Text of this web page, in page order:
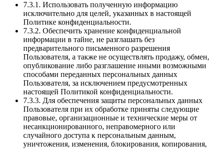
7.3.1. Использовать полученную информацию
исключительно для целей, указанных в настоящей
Политике конфиденциальности.
7.3.2. Обеспечить хранение конфиденциальной
информации в тайне, не разглашать без
предварительного письменного разрешения
Пользователя, а также не осуществлять продажу, обмен,
опубликование либо разглашение иными возможными
способами переданных персональных данных
Пользователя, за исключением предусмотренных
настоящей Политикой конфиденциальности.
7.3.3. Для обеспечения защиты персональных данных
Пользователя при их обработке приняты следующие
правовые, организационные и технические меры от
несанкционированного, неправомерного или
случайного доступа к персональным данным,
уничтожения, изменения, блокирования, копирования,